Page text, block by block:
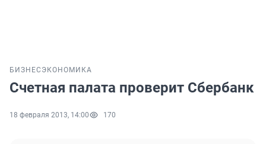
БИЗНЕС ЭКОНОМИКА
Счетная палата проверит Сбербанк
18 февраля 2013, 14:00 170